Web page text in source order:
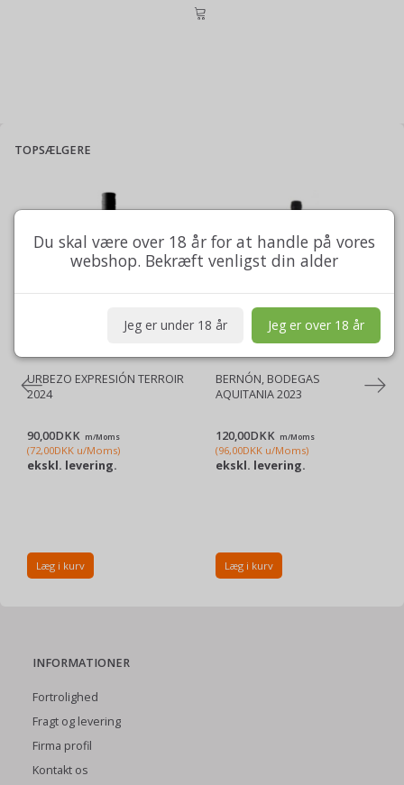
TOPSÆLGERE
URBEZO EXPRESIÓN TERROIR
2024
90,00DKK m/Moms
(72,00DKK u/Moms)
ekskl. levering.
Læg i kurv
BERNÓN, BODEGAS
AQUITANIA 2023
120,00DKK m/Moms
(96,00DKK u/Moms)
ekskl. levering.
Læg i kurv
INFORMATIONER
Fortrolighed
Fragt og levering
Firma profil
Kontakt os
Du skal være over 18 år for at handle på vores
webshop. Bekræft venligst din alder
Jeg er under 18 år Jeg er over 18 år